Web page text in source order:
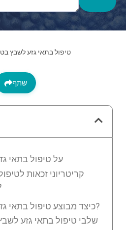
טיפול בתאי גזע לשבץ
שתף
על טיפול בתאי
קריטריוני זכאות
כיצד מבוצע טיפול בתאי גזע לשבץ בטורקיה?
שלבי טיפול בתאי גזע